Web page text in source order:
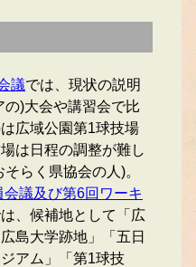
議では、現状の説明
の)大会や講習会で比
広域公園第1球技場
は日程の調整が難し
らく県協会の人)。
会議及び第6回ワーキ
、候補地として「広
島大学跡地」「五日
アム」「第1球技